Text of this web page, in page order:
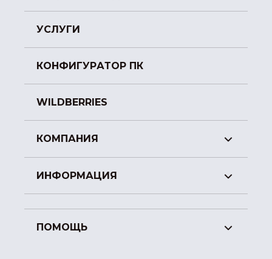
УСЛУГИ
КОНФИГУРАТОР ПК
WILDBERRIES
КОМПАНИЯ
ИНФОРМАЦИЯ
ПОМОЩЬ